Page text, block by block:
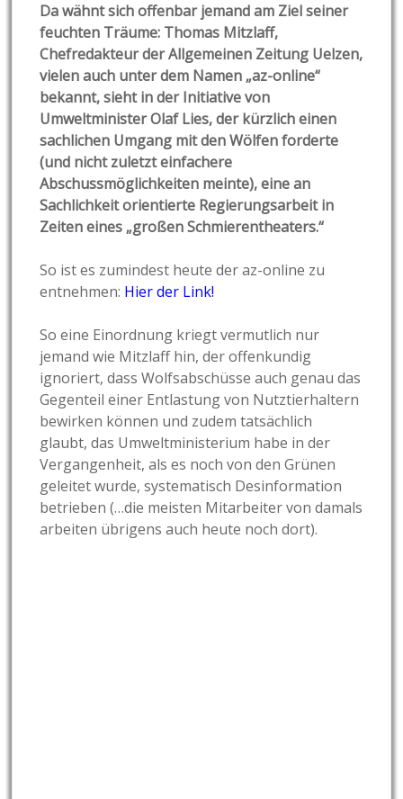
Da wähnt sich offenbar jemand am Ziel seiner
feuchten Träume: Thomas Mitzlaff,
Chefredakteur der Allgemeinen Zeitung Uelzen,
vielen auch unter dem Namen „az-online“
bekannt, sieht in der Initiative von
Umweltminister Olaf Lies, der kürzlich einen
sachlichen Umgang mit den Wölfen forderte
(und nicht zuletzt einfachere
Abschussmöglichkeiten meinte), eine an
Sachlichkeit orientierte Regierungsarbeit in
Zeiten eines „großen Schmierentheaters.“
So ist es zumindest heute der az-online zu
entnehmen: Hier der Link!
So eine Einordnung kriegt vermutlich nur
jemand wie Mitzlaff hin, der offenkundig
ignoriert, dass Wolfsabschüsse auch genau das
Gegenteil einer Entlastung von Nutztierhaltern
bewirken können und zudem tatsächlich
glaubt, das Umweltministerium habe in der
Vergangenheit, als es noch von den Grünen
geleitet wurde, systematisch Desinformation
betrieben (…die meisten Mitarbeiter von damals
arbeiten übrigens auch heute noch dort).